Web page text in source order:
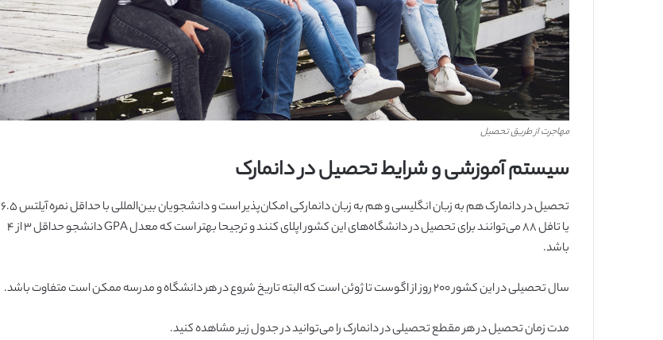
مهاجرت از طریق تحصیل
سیستم آموزشی و شرایط تحصیل در دانمارک
تحصیل در دانمارک هم به زبان انگلیسی و هم به زبان دانمارکی امکان‌پذیر است و دانشجویان بین‌المللی با حداقل نمره آیلتس ۶.۵
یا تافل ۸۸ می‌توانند برای تحصیل در دانشگاه‌های این کشور اپلای کنند و ترجیحا بهتر است که معدل GPA دانشجو حداقل ۳ از ۴
باشد.
سال تحصیلی در این کشور ۲۰۰ روز از اگوست تا ژوئن است که البته تاریخ شروع در هر دانشگاه و مدرسه ممکن است متفاوت باشد.
مدت زمان تحصیل در هر مقطع تحصیلی در دانمارک را می‌توانید در جدول زیر مشاهده کنید.